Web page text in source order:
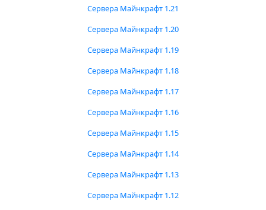
Сервера Майнкрафт 1.21
Сервера Майнкрафт 1.20
Сервера Майнкрафт 1.19
Сервера Майнкрафт 1.18
Сервера Майнкрафт 1.17
Сервера Майнкрафт 1.16
Сервера Майнкрафт 1.15
Сервера Майнкрафт 1.14
Сервера Майнкрафт 1.13
Сервера Майнкрафт 1.12